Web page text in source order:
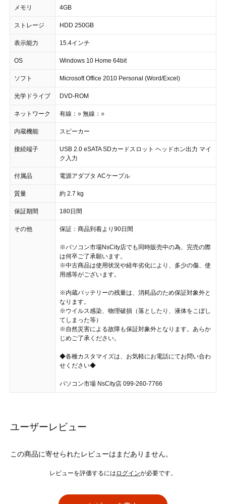
メモリ 4GB
ストレージ HDD 250GB
表示能力 15.4インチ
OS Windows 10 Home 64bit
ソフト Microsoft Office 2010 Personal (Word/Excel)
光学ドライブ DVD-ROM
ネットワーク 有線：○ 無線：○
内蔵機能 スピーカー
接続端子
USB 2.0 eSATA SDカードスロット ヘッドホン出力 マイ
ク入力
付属品 電源アダプタ ACケーブル
質量 約 2.7 kg
保証期間 180日間
その他 保証：商品到着より90日間
※パソコン市場NsCity店でも同時販売中の為、完売の際
は何卒ご了承願います。
※中古商品は使用状況や経年劣化により、多少の傷、使
用感等がございます。
※内蔵バッテリーの残量は、消耗品のため保証対象外と
なります。
※ウイルス感染、物理破損（落としたり、液体をこぼし
てしまった等）
※自然災害による故障も保証対象外となります。あらか
じめご了承ください。
◆各種カスタマイズは、お気軽にお電話にてお問い合わ
せください◆
パソコン市場 NsCity店 099-260-7766
ユーザーレビュー
この商品に寄せられたレビューはまだありません。
レビューを評価するには ログインが必要です。